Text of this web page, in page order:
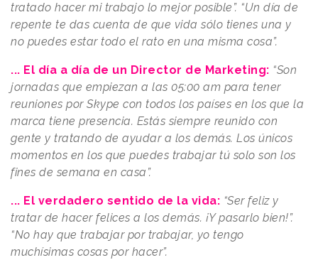
tratado hacer mi trabajo lo mejor posible”. “Un día de
repente te das cuenta de que vida sólo tienes una y
no puedes estar todo el rato en una misma cosa”.
... El día a día de un Director de Marketing: “Son
jornadas que empiezan a las 05:00 am para tener
reuniones por Skype con todos los países en los que la
marca tiene presencia. Estás siempre reunido con
gente y tratando de ayudar a los demás. Los únicos
momentos en los que puedes trabajar tú solo son los
fines de semana en casa”.
... El verdadero sentido de la vida: “Ser feliz y
tratar de hacer felices a los demás. ¡Y pasarlo bien!”.
“No hay que trabajar por trabajar, yo tengo
muchísimas cosas por hacer”.